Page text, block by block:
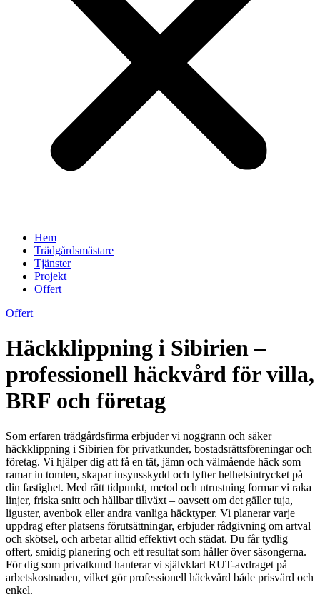
Hem
Trädgårdsmästare
Tjänster
Projekt
Offert
Offert
Häckklippning i Sibirien –
professionell häckvård för villa,
BRF och företag
Som erfaren trädgårdsfirma erbjuder vi noggrann och säker
häckklippning i Sibirien för privatkunder, bostadsrättsföreningar och
företag. Vi hjälper dig att få en tät, jämn och välmående häck som
ramar in tomten, skapar insynsskydd och lyfter helhetsintrycket på
din fastighet. Med rätt tidpunkt, metod och utrustning formar vi raka
linjer, friska snitt och hållbar tillväxt – oavsett om det gäller tuja,
liguster, avenbok eller andra vanliga häcktyper. Vi planerar varje
uppdrag efter platsens förutsättningar, erbjuder rådgivning om artval
och skötsel, och arbetar alltid effektivt och städat. Du får tydlig
offert, smidig planering och ett resultat som håller över säsongerna.
För dig som privatkund hanterar vi självklart RUT-avdraget på
arbetskostnaden, vilket gör professionell häckvård både prisvärd och
enkel.